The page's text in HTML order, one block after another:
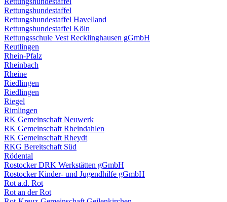
Rettungshundestaffel
Rettungshundestaffel Havelland
Rettungshundestaffel Köln
Rettungsschule Vest Recklinghausen gGmbH
Reutlingen
Rhein-Pfalz
Rheinbach
Rheine
Riedlingen
Riedlingen
Riegel
Rimlingen
RK Gemeinschaft Neuwerk
RK Gemeinschaft Rheindahlen
RK Gemeinschaft Rheydt
RKG Bereitschaft Süd
Rödental
Rostocker DRK Werkstätten gGmbH
Rostocker Kinder- und Jugendhilfe gGmbH
Rot a.d. Rot
Rot an der Rot